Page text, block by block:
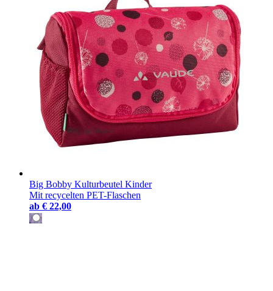
Big Bobby Kulturbeutel Kinder
Mit recycelten PET-Flaschen
ab € 22,00